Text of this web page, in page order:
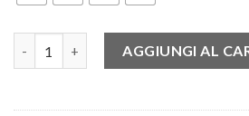
COLMAR GARNER CHOICE
AGGIUNGI AL